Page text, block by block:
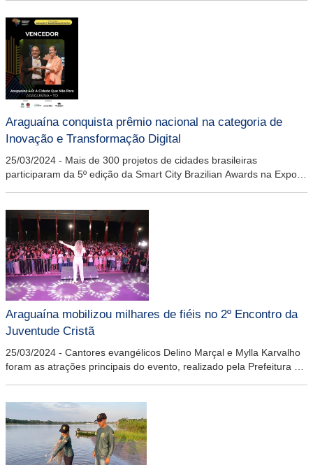
Araguaína conquista prêmio nacional na categoria de
Inovação e Transformação Digital
25/03/2024 - Mais de 300 projetos de cidades brasileiras
participaram da 5º edição da Smart City Brazilian Awards na Expo
Araguaína mobilizou milhares de fiéis no 2º Encontro da
Juventude Cristã
25/03/2024 - Cantores evangélicos Delino Marçal e Mylla Karvalho
foram as atrações principais do evento, realizado pela Prefeitura de